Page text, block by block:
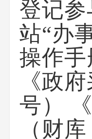
登记
站“办
操作
《政
号）
（财